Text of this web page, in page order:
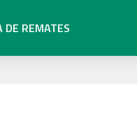
DE REMATES